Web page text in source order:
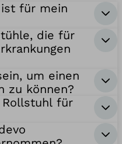
für mein
die für
um einen
zu können?
Rollstuhl für